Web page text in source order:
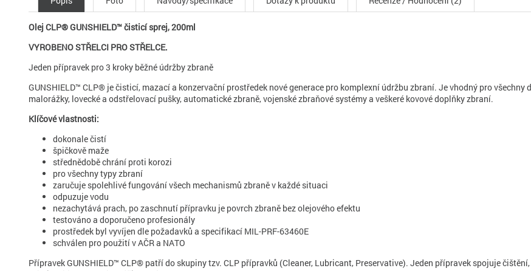
Olej CLP® GUNSHIELD™ čisticí sprej, 200ml
VYROBENO STŘELCI PRO STŘELCE.
Jeden přípravek pro 3 kroky běžné údržby zbraně
GUNSHIELD™ CLP® je čisticí, mazací a konzervační prostředek nové generace pro komplexní údržbu zbraní. Je vhodný pro
malorážky, lovecké a odstřelovací pušky, automatické zbraně, vojenské zbraňové systémy a veškeré kovové doplňky zbraní.
Klíčové vlastnosti:
dokonale čistí
špičkově maže
střednědobě chrání proti korozi
pro všechny typy zbraní
zaručuje spolehlivé fungování všech mechanismů zbraně v každé situaci
odpuzuje vodu
nezachytává prach, po zaschnutí přípravku je povrch zbraně bez olejového efektu
testováno a doporučeno profesionály
prostředek byl vyvíjen dle požadavků a specifikací MIL-PRF-63460E
schválen pro použití v AČR a NATO
Přípravek GUNSHIELD™ CLP® patří do skupiny tzv. CLP přípravků (Cleaner, Lubricant, Preservative). Jeden přípravek spojuje